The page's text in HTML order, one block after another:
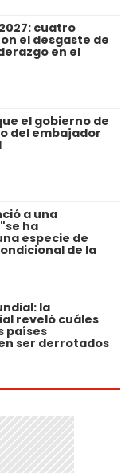
cuatro
el desgaste de
en el
el gobierno de
del embajador
a una
ha
especie de
de la
la
reveló cuáles
países
ser derrotados